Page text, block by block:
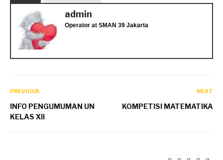
admin
Operator at SMAN 39 Jakarta
PREVIOUS
INFO PENGUMUMAN UN
KELAS XII
NEXT
KOMPETISI MATEMATIKA